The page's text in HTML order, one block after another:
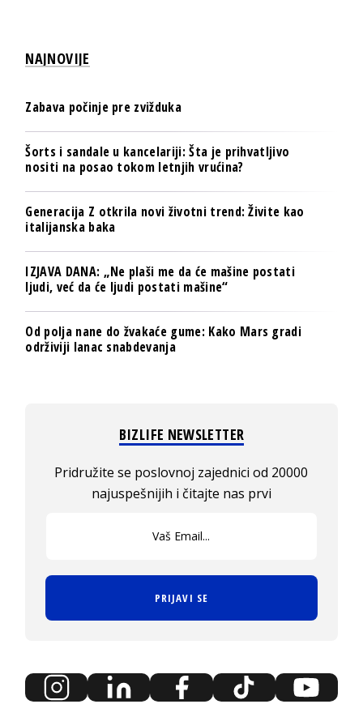
NAJNOVIJE
Zabava počinje pre zvižduka
Šorts i sandale u kancelariji: Šta je prihvatljivo
nositi na posao tokom letnjih vrućina?
Generacija Z otkrila novi životni trend: Živite kao
italijanska baka
IZJAVA DANA: „Ne plaši me da će mašine postati
ljudi, već da će ljudi postati mašine“
Od polja nane do žvakaće gume: Kako Mars gradi
održiviji lanac snabdevanja
BIZLIFE NEWSLETTER
Pridružite se poslovnoj zajednici od 20000
najuspešnijih i čitajte nas prvi
PRIJAVI SE